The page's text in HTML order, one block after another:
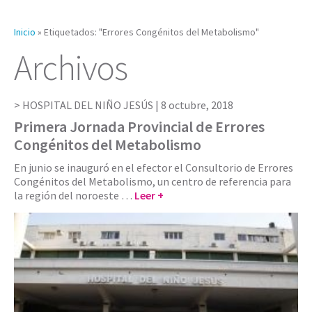
Inicio » Etiquetados: "Errores Congénitos del Metabolismo"
Archivos
HOSPITAL DEL NIÑO JESÚS | 8 octubre, 2018
Primera Jornada Provincial de Errores
Congénitos del Metabolismo
En junio se inauguró en el efector el Consultorio de Errores
Congénitos del Metabolismo, un centro de referencia para
la región del noroeste … Leer +